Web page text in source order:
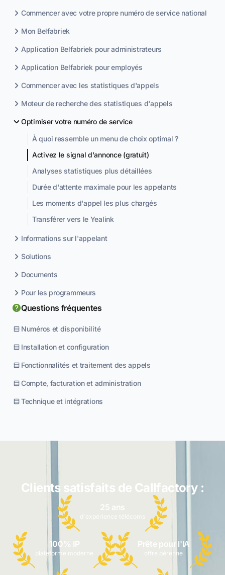
Commencer avec votre propre numéro de service national
Mon Belfabriek
Application Belfabriek pour administrateurs
Application Belfabriek pour employés
Commencer avec les statistiques d'appels
Moteur de recherche des statistiques d'appels
Optimiser votre numéro de service
À quoi ressemble un menu de choix optimal ?
Activez le signal d'annonce (gratuit)
Analyses statistiques plus détaillées
Durée d'attente maximale pour les appelants
Les moments d'appel les plus chargés
Transférer vers le Yealink
Informations sur l'appelant
Solutions
Documents
Pour les programmeurs
Questions fréquentes
Numéros et disponibilité
Installation et configuration
Fonctionnalités et traitement des appels
Compte, facturation et administration
Technique et intégrations
Clients satisfaits de Callfactory :
25 ans
d'expérience télécoms
100% IP
plateforme moderne
Prête pour l'IA
offre pérenne